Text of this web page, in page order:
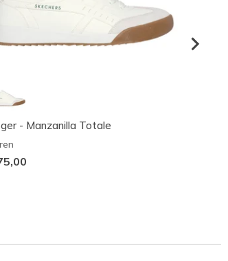
- Manzanilla Totale